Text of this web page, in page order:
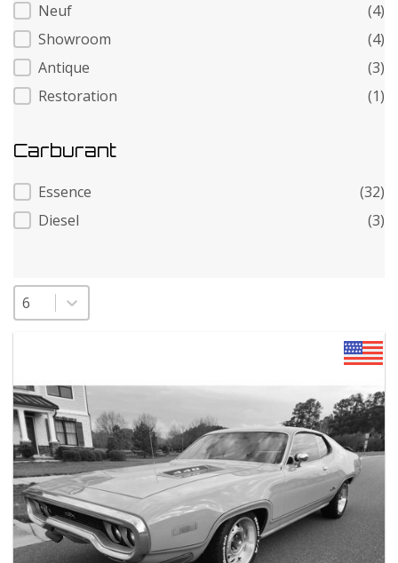
Neuf
(4)
Showroom
(4)
Antique
(3)
Restoration
(1)
Carburant
Carburant
Essence
(32)
Diesel
(3)
Sélectionnez un nombre par page